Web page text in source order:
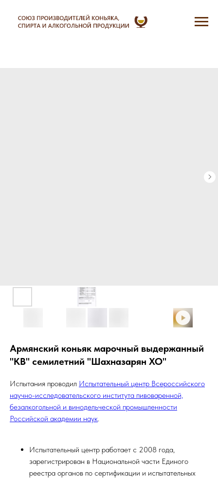
Армянский коньяк марочный выдержанный
"КВ" семилетний "Шахназарян ХО"
Испытания проводил Испытательный центр Всероссийского
научно-исследовательского института пивоваренной,
безалкогольной и винодельческой промышленности
Российской академии наук.
Испытательный центр работает с 2008 года,
зарегистрирован в Национальной части Единого
реестра органов по сертификации и испытательных